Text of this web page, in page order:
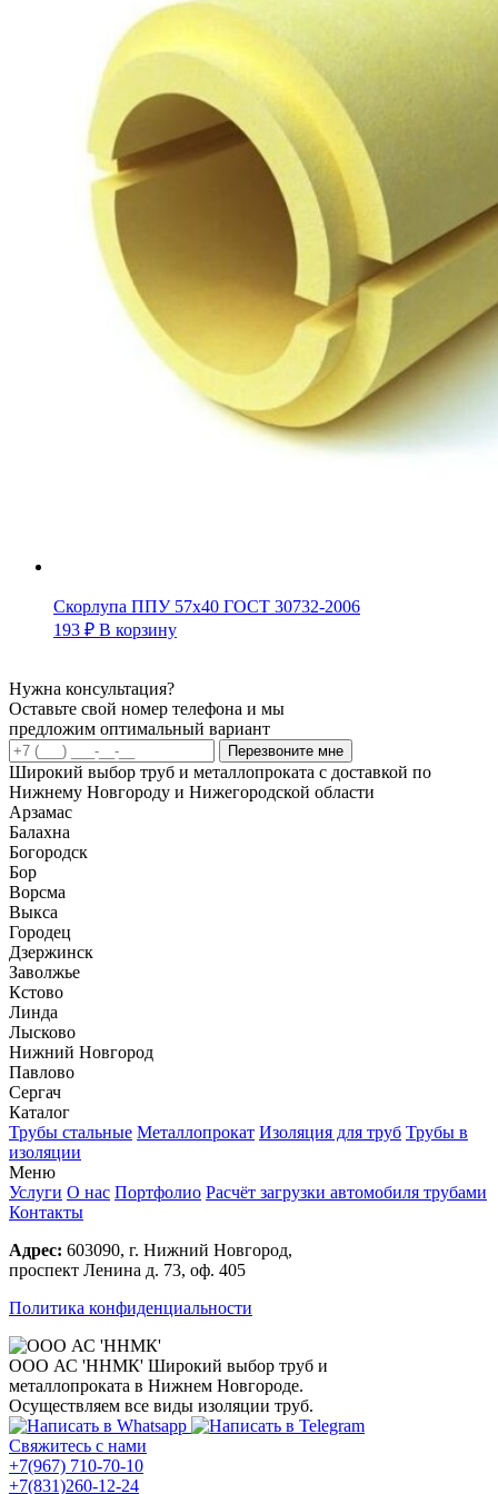
Скорлупа ППУ 57х40 ГОСТ 30732-2006
193 ₽ В корзину
Нужна консультация?
Оставьте свой номер телефона и мы
предложим оптимальный вариант
Перезвоните мне
Широкий выбор труб и металлопроката с доставкой по
Нижнему Новгороду и Нижегородской области
Арзамас
Балахна
Богородск
Бор
Ворсма
Выкса
Городец
Дзержинск
Заволжье
Кстово
Линда
Лысково
Нижний Новгород
Павлово
Сергач
Каталог
Трубы стальные Металлопрокат Изоляция для труб Трубы в
изоляции
Меню
Услуги О нас Портфолио Расчёт загрузки автомобиля трубами
Контакты
Адрес: 603090, г. Нижний Новгород,
проспект Ленина д. 73, оф. 405
Политика конфиденциальности
ООО АС 'ННМК' Широкий выбор труб и
металлопроката в Нижнем Новгороде.
Осуществляем все виды изоляции труб.
Свяжитесь с нами
+7(967) 710-70-10
+7(831)260-12-24